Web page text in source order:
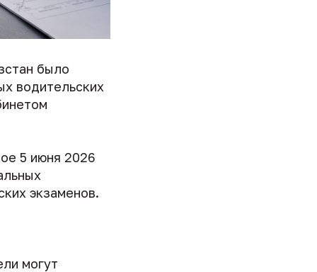
было
водительских
5 июня 2026
экзаменов.
могут